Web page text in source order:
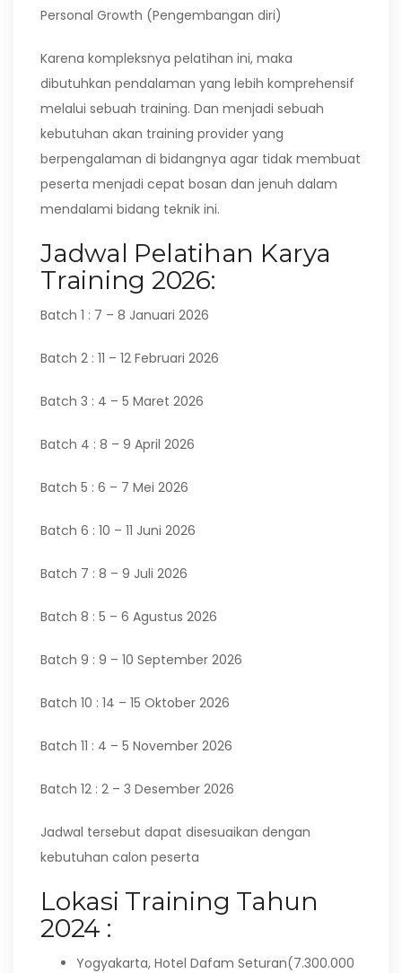
Personal Growth (Pengembangan diri)
Karena kompleksnya pelatihan ini, maka
dibutuhkan pendalaman yang lebih komprehensif
melalui sebuah training. Dan menjadi sebuah
kebutuhan akan training provider yang
berpengalaman di bidangnya agar tidak membuat
peserta menjadi cepat bosan dan jenuh dalam
mendalami bidang teknik ini.
Jadwal Pelatihan Karya
Training 2026:
Batch 1 : 7 – 8 Januari 2026
Batch 2 : 11 – 12 Februari 2026
Batch 3 : 4 – 5 Maret 2026
Batch 4 : 8 – 9 April 2026
Batch 5 : 6 – 7 Mei 2026
Batch 6 : 10 – 11 Juni 2026
Batch 7 : 8 – 9 Juli 2026
Batch 8 : 5 – 6 Agustus 2026
Batch 9 : 9 – 10 September 2026
Batch 10 : 14 – 15 Oktober 2026
Batch 11 : 4 – 5 November 2026
Batch 12 : 2 – 3 Desember 2026
Jadwal tersebut dapat disesuaikan dengan
kebutuhan calon peserta
Lokasi Training Tahun
2024 :
Yogyakarta, Hotel Dafam Seturan(7.300.000